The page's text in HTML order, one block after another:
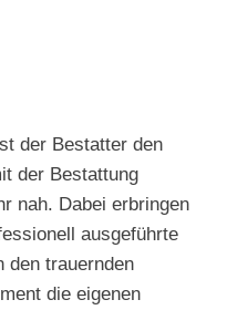
der Bestatter den
der Bestattung
nah. Dabei erbringen
ausgeführte
den trauernden
die eigenen